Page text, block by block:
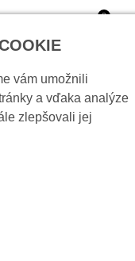
0
MPx bulet IP kamera
vám umožnili
a vďaka analýze
zlepšovali jej